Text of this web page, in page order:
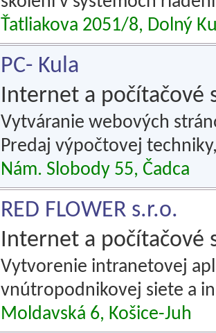
Ťatliakova 2051/8, Dolný
PC- Kula
Internet a počítačové
Vytváranie webových
Predaj výpočtovej
Nám. Slobody 55, Čadca
RED FLOWER s.r.o.
Internet a počítačové
Vytvorenie intranetovej
vnútropodnikovej siete a
Moldavská 6, Košice-Juh